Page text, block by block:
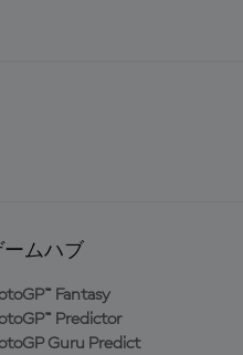
ームハブ
Fantasy
Predictor
Guru Predict